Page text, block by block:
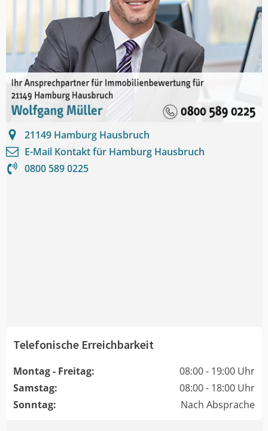
21149 Hamburg Hausbruch
E-Mail Kontakt für Hamburg Hausbruch
0800 589 0225
Telefonische Erreichbarkeit
Montag - Freitag:
08:00 - 19:00 Uhr
Samstag:
08:00 - 18:00 Uhr
Sonntag:
Nach Absprache